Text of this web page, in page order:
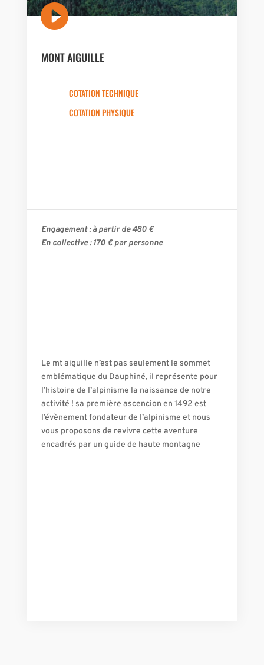

MONT AIGUILLE
COTATION TECHNIQUE
COTATION PHYSIQUE
Engagement : à partir de 480 €
En collective : 170 € par personne
Le mt aiguille n’est pas seulement le sommet
emblématique du Dauphiné, il représente pour
l’histoire de l’alpinisme la naissance de notre
activité ! sa première ascencion en 1492 est
l’évènement fondateur de l’alpinisme et nous
vous proposons de revivre cette aventure
encadrés par un guide de haute montagne